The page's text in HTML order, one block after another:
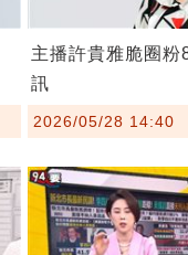
主播許貴雅脆圈
訊
2026/05/28 14:40